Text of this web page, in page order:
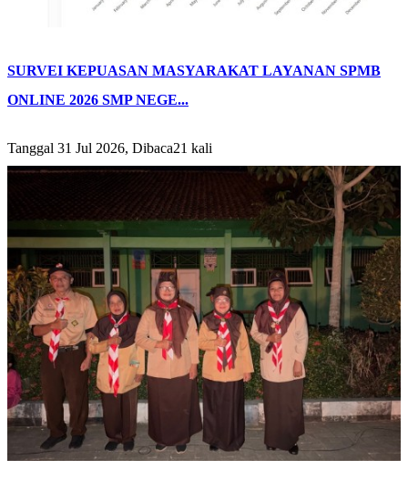
SURVEI KEPUASAN MASYARAKAT LAYANAN SPMB
ONLINE 2026 SMP NEGE...
Tanggal 31 Jul 2026, Dibaca21 kali